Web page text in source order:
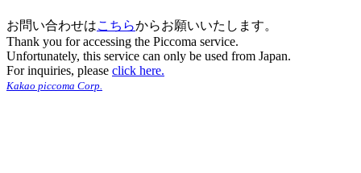
お問い合わせはこちらからお願いいたします。
Thank you for accessing the Piccoma service.
Unfortunately, this service can only be used from Japan.
For inquiries, please click here.
Kakao piccoma Corp.